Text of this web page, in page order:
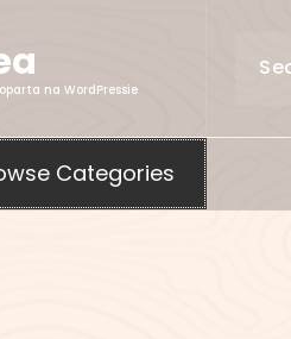
na WordPressie
Categories